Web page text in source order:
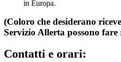
in Europa.
(Coloro che desiderano
Servizio Allerta possono
Contatti e orari: